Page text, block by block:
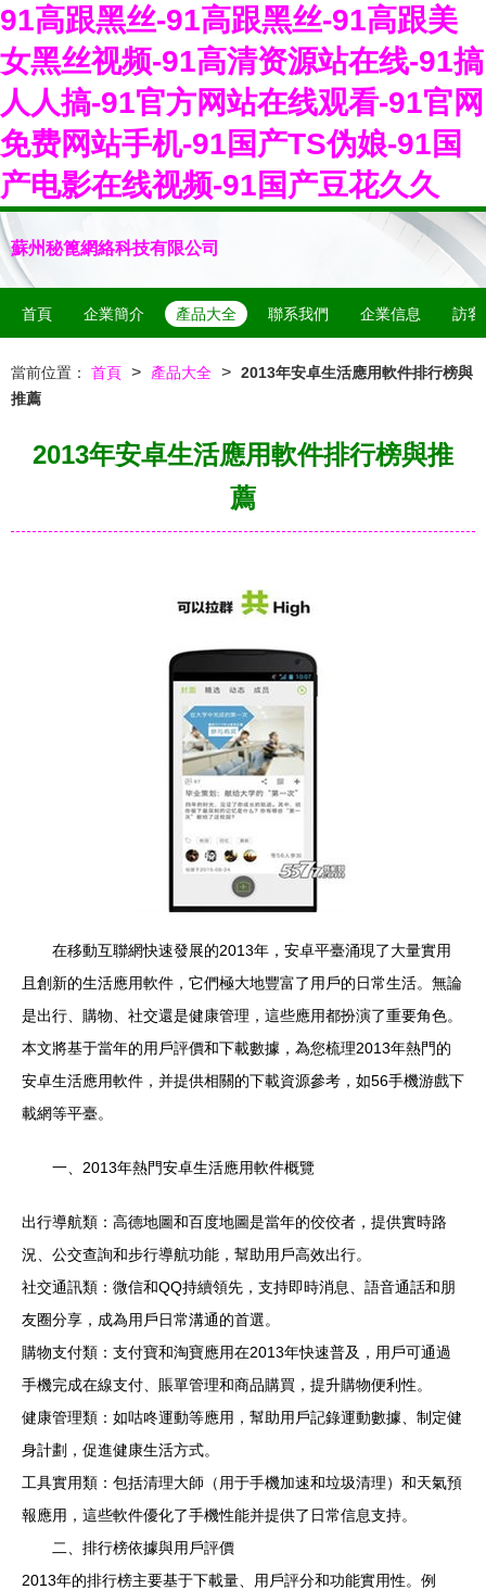
91高跟黑丝-91高跟黑丝-91高跟美
女黑丝视频-91高清资源站在线-91搞
人人搞-91官方网站在线观看-91官网
免费网站手机-91国产TS伪娘-91国
产电影在线视频-91国产豆花久久
蘇州秘篦網絡科技有限公司
首頁 企業簡介 產品大全 聯系我們 企業信息 訪客
當前位置： 首頁 > 產品大全 > 2013年安卓生活應用軟件排行榜與
推薦
2013年安卓生活應用軟件排行榜與推
薦
在移動互聯網快速發展的2013年，安卓平臺涌現了大量實用
且創新的生活應用軟件，它們極大地豐富了用戶的日常生活。無論
是出行、購物、社交還是健康管理，這些應用都扮演了重要角色。
本文將基于當年的用戶評價和下載數據，為您梳理2013年熱門的
安卓生活應用軟件，并提供相關的下載資源參考，如56手機游戲下
載網等平臺。
一、2013年熱門安卓生活應用軟件概覽
出行導航類：高德地圖和百度地圖是當年的佼佼者，提供實時路
況、公交查詢和步行導航功能，幫助用戶高效出行。
社交通訊類：微信和QQ持續領先，支持即時消息、語音通話和朋
友圈分享，成為用戶日常溝通的首選。
購物支付類：支付寶和淘寶應用在2013年快速普及，用戶可通過
手機完成在線支付、賬單管理和商品購買，提升購物便利性。
健康管理類：如咕咚運動等應用，幫助用戶記錄運動數據、制定健
身計劃，促進健康生活方式。
工具實用類：包括清理大師（用于手機加速和垃圾清理）和天氣預
報應用，這些軟件優化了手機性能并提供了日常信息支持。
二、排行榜依據與用戶評價
2013年的排行榜主要基于下載量、用戶評分和功能實用性。例